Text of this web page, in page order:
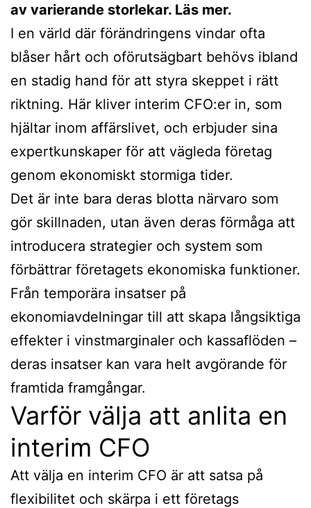
av varierande storlekar. Läs mer.
I en värld där förändringens vindar ofta
blåser hårt och oförutsägbart behövs ibland
en stadig hand för att styra skeppet i rätt
riktning. Här kliver interim CFO:er in, som
hjältar inom affärslivet, och erbjuder sina
expertkunskaper för att vägleda företag
genom ekonomiskt stormiga tider.
Det är inte bara deras blotta närvaro som
gör skillnaden, utan även deras förmåga att
introducera strategier och system som
förbättrar företagets ekonomiska funktioner.
Från temporära insatser på
ekonomiavdelningar till att skapa långsiktiga
effekter i vinstmarginaler och kassaflöden –
deras insatser kan vara helt avgörande för
framtida framgångar.
Varför välja att anlita en
interim CFO
Att välja en interim CFO är att satsa på
flexibilitet och skärpa i ett företags